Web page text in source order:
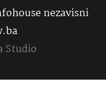
nezavisni
Studio